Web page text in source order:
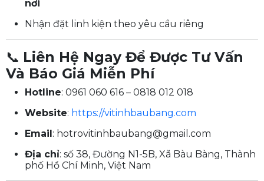
nơi
Nhận đặt linh kiện theo yêu cầu riêng
📞 Liên Hệ Ngay Để Được Tư Vấn
Và Báo Giá Miễn Phí
Hotline: 0961 060 616 – 0818 012 018
Website: https://vitinhbaubang.com
Email: hotrovitinhbaubang@gmail.com
Địa chỉ: số 38, Đường N1-5B, Xã Bàu Bàng, Thành
phố Hồ Chí Minh, Việt Nam